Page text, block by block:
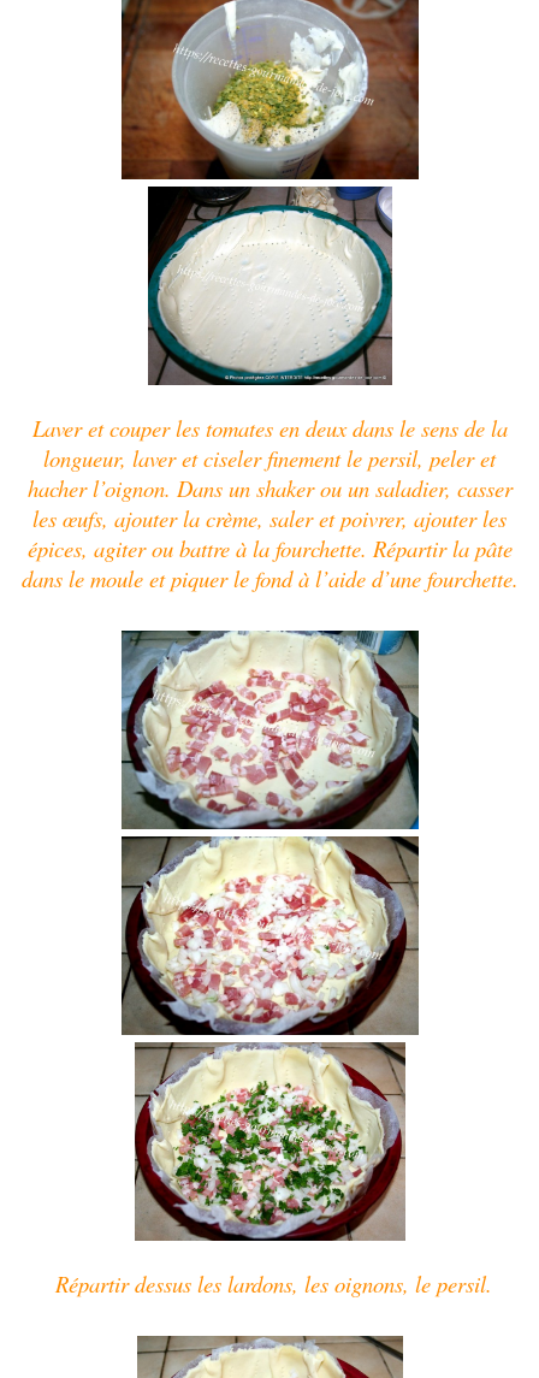
Laver et couper les tomates en deux dans le sens de la
longueur, laver et ciseler finement le persil, peler et
hacher l’oignon. Dans un shaker ou un saladier, casser
les œufs, ajouter la crème, saler et poivrer, ajouter les
épices, agiter ou battre à la fourchette. Répartir la pâte
dans le moule et piquer le fond à l’aide d’une fourchette.
Répartirdessus les lardons, les oignons, le persil.